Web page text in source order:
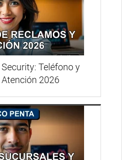
Teléfono y
2026